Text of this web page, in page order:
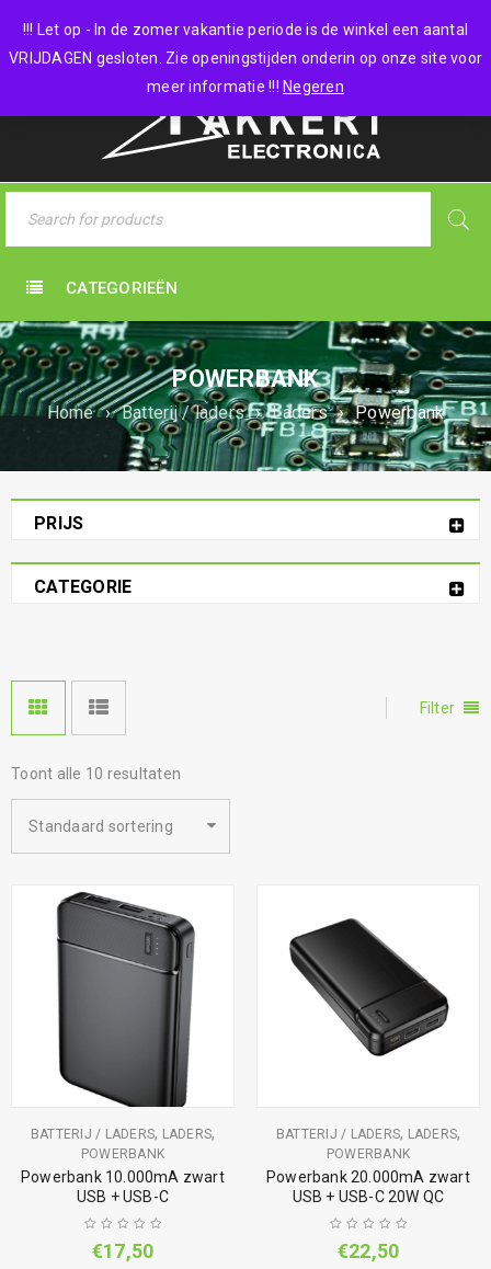
!!! Let op - In de zomer vakantie periode is de winkel een aantal
VRIJDAGEN gesloten. Zie openingstijden onderin op onze site voor
meer informatie !!! Negeren
0 items - €0,00
CATEGORIEËN
POWERBANK
Home › Batterij / laders › Laders › Powerbank
PRIJS
CATEGORIE
Filter
Toont alle 10 resultaten
Standaard sortering
BATTERIJ / LADERS, LADERS,
POWERBANK
Powerbank 10.000mA zwart
USB + USB-C
€17,50
BATTERIJ / LADERS, LADERS,
POWERBANK
Powerbank 20.000mA zwart
USB + USB-C 20W QC
€22,50